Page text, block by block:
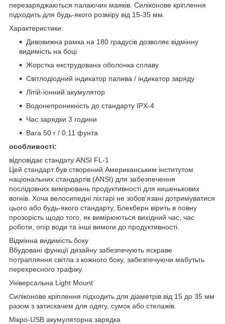
перезаряджаються палаючих маяків. Силіконове кріплення
підходить для будь-якого розміру від 15-35 мм.
Характеристики:
Дивовижна рамка на 180 градусів дозволяє відмінну
видимість на боці
Жорстка екструдована оболонка сплаву
Світлодіодний індикатор палива / індикатор заряду
Літій-іонний акумулятор
Водонепроникність до стандарту IPX-4
Час зарядки 3 години
Вага 50 г / 0,11 фунта
особливості:
відповідає стандату ANSI FL-1
Цей стандарт був створений Американським інститутом
національних стандартів (ANSI) для забезпечення
послідовних вимірювань продуктивності для кишенькових
вогнів. Хоча велосипедні ліхтарі не зобов'язані дотримуватися
цього або будь-якого стандарту, Блекберн вірить в повну
прозорість щодо того, як вимірюються вихідний час, час
роботи, опір води та інші вимоги до продуктивності.
Відмінна видимість боку
Вбудовані функції дизайну забезпечують яскраве
потрапляння світла з кожного боку, забезпечуючи мабутьть
перехресного трафіку.
Універсальна Light Mount
Силіконове кріплення підходить для діаметрів від 15 до 35 мм
разом з затискачем для одягу, сумок або стелажів.
Мікро-USB акумуляторна зарядка